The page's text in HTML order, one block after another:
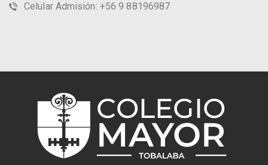
Celular Admisión: +56 9 88196987